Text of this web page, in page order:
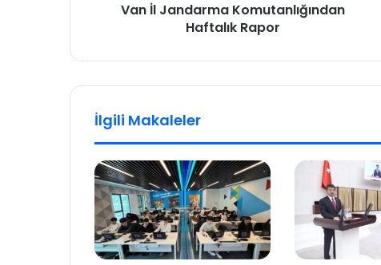
Van İl Jandarma Komutanlığından
Haftalık Rapor
İlgili Makaleler